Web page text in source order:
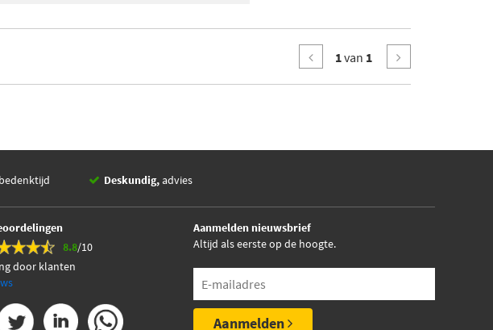
1van 1
bedenktijd Deskundig,advies
8.8/10
door klanten
Aanmelden nieuwsbrief
Altijd als eerste op de hoogte.
Aanmelden